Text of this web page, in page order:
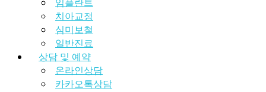
치아교정
심미보철
일반진료
상담 및 예약
온라인상담
카카오톡상담